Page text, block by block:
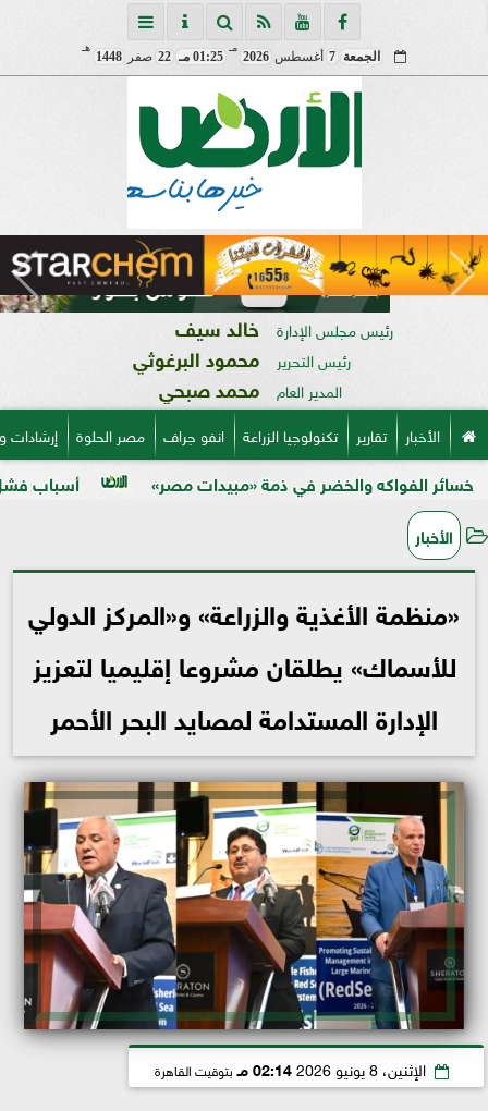
الجمعة 7 أغسطس 2026
مـ
01:25 مـ 22 صفر 1448
هـ
رئيس مجلس الإدارة خالد سيف
رئيس التحرير محمود البرغوثي
المدير العام محمد صبحي
الأخبار تقارير تكنولوجيا الزراعة انفو جراف مصر الحلوة
أسباب فشل تحجيم والخضر في ذمة «مبيدات مصر»
الأخبار
«منظمة الأغذية والزراعة» و«المركز الدولي
للأسماك» يطلقان مشروعا إقليميا لتعزيز
الإدارة المستدامة لمصايد البحر الأحمر
الإثنين، 8 يونيو 2026 02:14 مـ بتوقيت القاهرة